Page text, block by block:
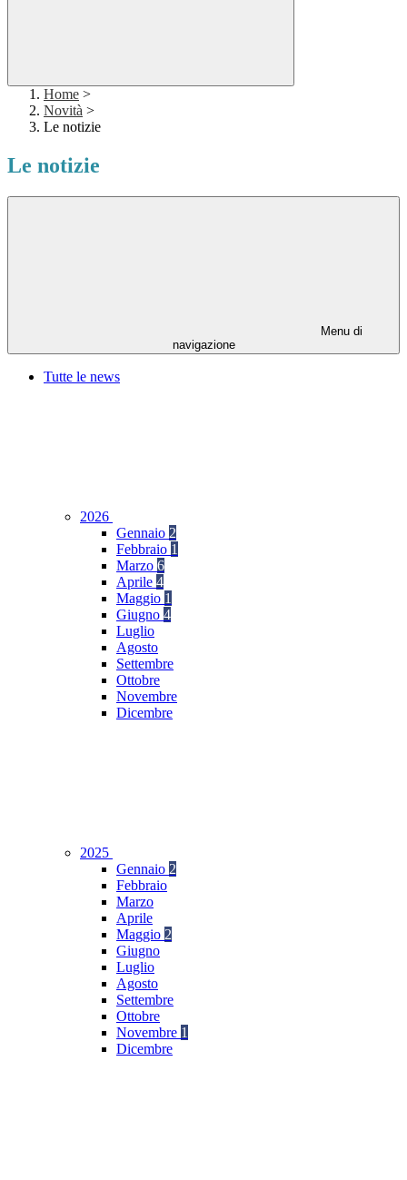
Home >
Novità >
Le notizie
Le notizie
Menu di
navigazione
Tutte le news
2026
Gennaio 2
Febbraio 1
Marzo 6
Aprile 4
Maggio 1
Giugno 4
Luglio
Agosto
Settembre
Ottobre
Novembre
Dicembre
2025
Gennaio 2
Febbraio
Marzo
Aprile
Maggio 2
Giugno
Luglio
Agosto
Settembre
Ottobre
Novembre 1
Dicembre